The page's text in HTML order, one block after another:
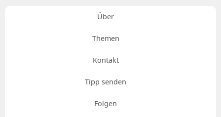
Über
Themen
Kontakt
Tipp senden
Folgen